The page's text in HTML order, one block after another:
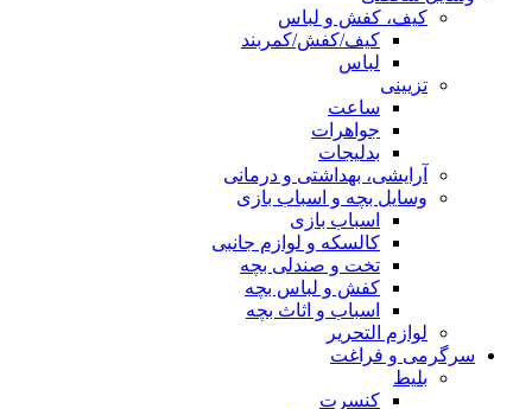
کیف، کفش و لباس
کیف/کفش/کمربند
لباس
تزیینی
ساعت
جواهرات
بدلیجات
آرایشی، بهداشتی و درمانی
وسایل بچه و اسباب بازی
اسباب بازی
کالسکه و لوازم جانبی
تخت و صندلی بچه
کفش و لباس بچه
اسباب و اثاث بچه
لوازم التحریر
سرگرمی و فراغت
بلیط
کنسرت